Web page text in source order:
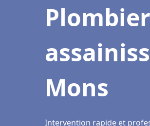
Plombier
Mons
Intervention rapide et